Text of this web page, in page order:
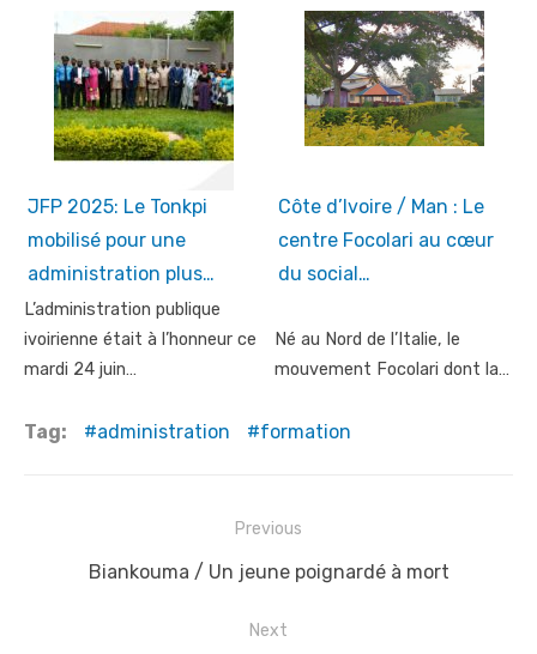
JFP 2025: Le Tonkpi
mobilisé pour une
administration plus…
L’administration publique
ivoirienne était à l’honneur ce
mardi 24 juin…
Côte d’Ivoire / Man : Le
centre Focolari au cœur
du social…
Né au Nord de l’Italie, le
mouvement Focolari dont la…
Tag: administration formation
navigation
Previous
Previous
Biankouma / Un jeune poignardé à mort
Next